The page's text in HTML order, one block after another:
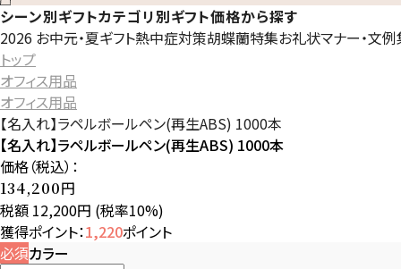
シーン別ギフトカテゴリ別ギフト価格から探す
2026 お中元・夏ギフト熱中症対策胡蝶蘭特集お礼状マナー・文
トップ
オフィス用品
オフィス用品
【名入れ】ラペルボールペン(再生ABS) 1000本
【名入れ】ラペルボールペン(再生ABS) 1000本
価格（税込）：
134,200円
税額 12,200円 (税率10%)
獲得ポイント：1,220ポイント
必須カラー